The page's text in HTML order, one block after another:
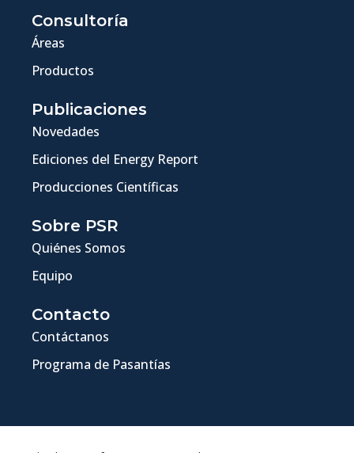
Consultoría
Áreas
Productos
Publicaciones
Novedades
Ediciones del Energy Report
Producciones Científicas
Sobre PSR
Quiénes Somos
Equipo
Contacto
Contáctanos
Programa de Pasantías